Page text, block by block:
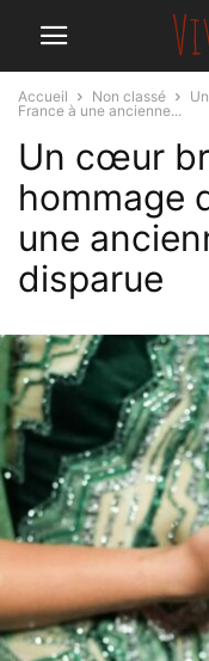
Accueil Non classé
France à une ancienne...
Un cœur
hommage
une
disparue